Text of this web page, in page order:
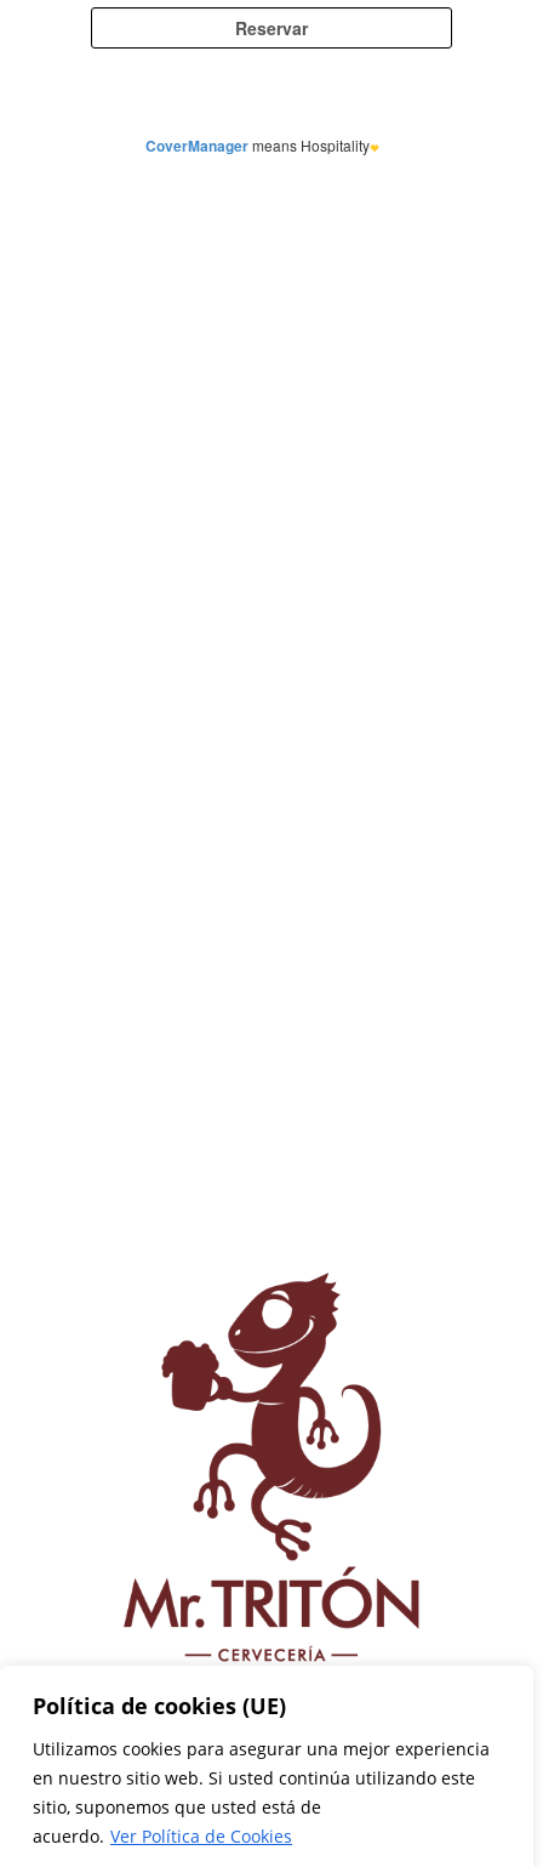
Política de cookies (UE)
Utilizamos cookies para asegurar una mejor experiencia
en nuestro sitio web. Si usted continúa utilizando este
sitio, suponemos que usted está de
acuerdo. Ver Política de Cookies
AV. DE LA BUHAIRA, 31, 41018 SEVILLA